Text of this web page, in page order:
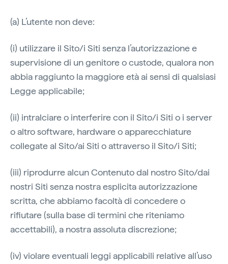
(a) L’utente non deve:
(i) utilizzare il Sito/i Siti senza l’autorizzazione e
supervisione di un genitore o custode, qualora non
abbia raggiunto la maggiore età ai sensi di qualsiasi
Legge applicabile;
(ii) intralciare o interferire con il Sito/i Siti o i server
o altro software, hardware o apparecchiature
collegate al Sito/ai Siti o attraverso il Sito/i Siti;
(iii) riprodurre alcun Contenuto dal nostro Sito/dai
nostri Siti senza nostra esplicita autorizzazione
scritta, che abbiamo facoltà di concedere o
rifiutare (sulla base di termini che riteniamo
accettabili), a nostra assoluta discrezione;
(iv) violare eventuali leggi applicabili relative all’uso